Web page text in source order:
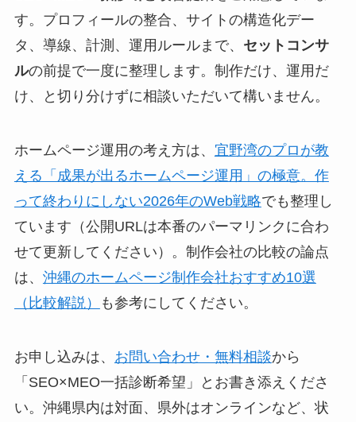
す。プロフィールの整合、サイトの構造化デー
タ、導線、計測、運用ルールまで、 セットコンサ
ルの前提で一度に整理します。制作だけ、運用だ
け、と切り分けずに相談いただいて構いません。
ホームページ運用の考え方は、 宜野湾のプロが教
える「成果が出るホームページ運用」の極意。作
って終わりにしない2026年のWeb戦略でも整理し
ています（公開URLは本番のパーマリンクに合わ
せて更新してください）。制作会社の比較の論点
は、 沖縄のホームページ制作会社おすすめ10選
（比較解説）
も参考にしてください。
お申し込みは、 お問い合わせ・無料相談から
「SEO×MEO一括診断希望」とお書き添えくださ
い。沖縄県内は対面、県外はオンラインなど、状